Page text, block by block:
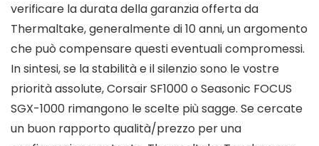
verificare la durata della garanzia offerta da
Thermaltake, generalmente di 10 anni, un argomento
che può compensare questi eventuali compromessi.
In sintesi, se la stabilità e il silenzio sono le vostre
priorità assolute, Corsair SF1000 o Seasonic FOCUS
SGX-1000 rimangono le scelte più sagge. Se cercate
un buon rapporto qualità/prezzo per una